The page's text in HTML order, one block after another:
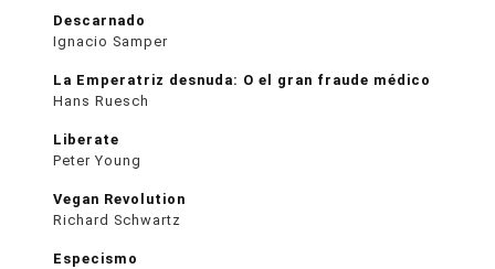
Descarnado
Ignacio Samper
La Emperatriz desnuda: O el gran fraude médico
Hans Ruesch
Liberate
Peter Young
Vegan Revolution
Richard Schwartz
Especismo